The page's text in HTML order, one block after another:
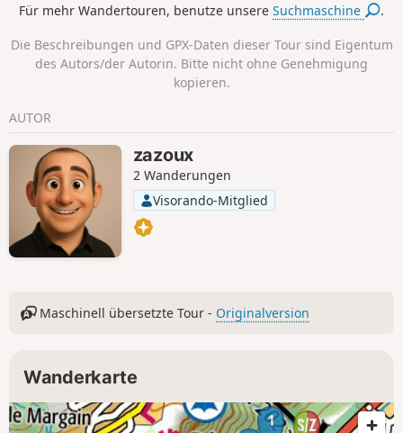
Almen und ein Dorf miteinander
Für mehr Wandertouren, benutze unsereSuchmaschine .
Die Beschreibungen und GPX-Daten dieser Tour sind Eigentum
des Autors/der Autorin. Bitte nicht ohne Genehmigung
kopieren.
AUTOR
zazoux
2 Wanderungen
Visorando-Mitglied
Maschinell übersetzte Tour - Originalversion
Wanderkarte
1